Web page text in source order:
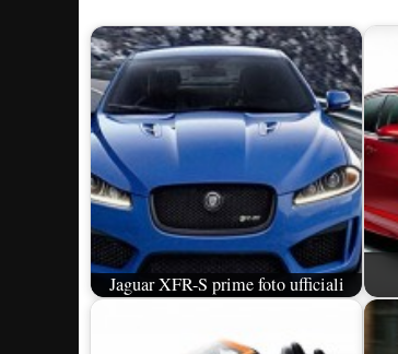
Jaguar XFR-S prime foto ufficiali